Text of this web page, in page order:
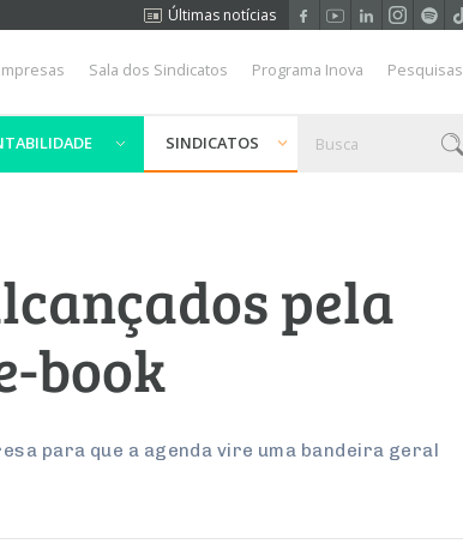
Últimas notícias
Sala dos Sindicatos Programa Inova Pesquisas
SINDICATOS
pela
book
para que a agenda vire uma bandeira geral